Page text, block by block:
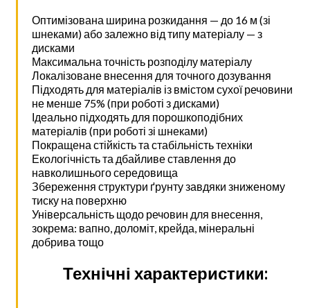
Оптимізована ширина розкидання — до 16 м (зі
шнеками) або залежно від типу матеріалу — з
дисками
Максимальна точність розподілу матеріалу
Локалізоване внесення для точного дозування
Підходять для матеріалів із вмістом сухої речовини
не менше 75% (при роботі з дисками)
Ідеально підходять для порошкоподібних
матеріалів (при роботі зі шнеками)
Покращена стійкість та стабільність техніки
Екологічність та дбайливе ставлення до
навколишнього середовища
Збереження структури ґрунту завдяки зниженому
тиску на поверхню
Універсальність щодо речовин для внесення,
зокрема: вапно, доломіт, крейда, мінеральні
добрива тощо
Технічні характеристики: